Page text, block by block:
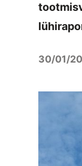
30/01/